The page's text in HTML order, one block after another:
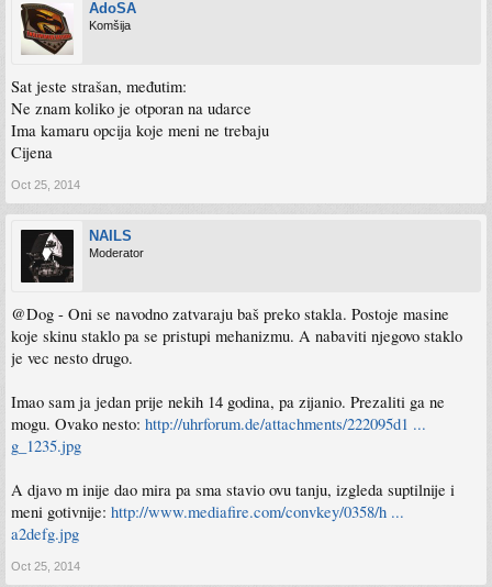
AdoSA
Komšija
Sat jeste strašan, međutim:
Ne znam koliko je otporan na udarce
Ima kamaru opcija koje meni ne trebaju
Cijena
Oct 25, 2014
NAILS
Moderator
@Dog - Oni se navodno zatvaraju baš preko stakla. Postoje masine
koje skinu staklo pa se pristupi mehanizmu. A nabaviti njegovo staklo
je vec nesto drugo.
Imao sam ja jedan prije nekih 14 godina, pa zijanio. Prezaliti ga ne
mogu. Ovako nesto: http://uhrforum.de/attachments/222095d1 ...
g_1235.jpg
A djavo m inije dao mira pa sma stavio ovu tanju, izgleda suptilnije i
meni gotivnije: http://www.mediafire.com/convkey/0358/h ...
a2defg.jpg
Oct 25, 2014